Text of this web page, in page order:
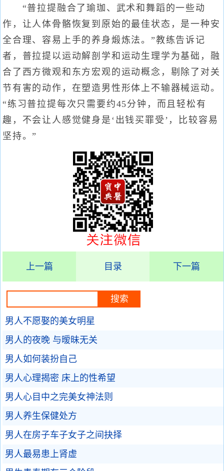
“普拉提融合了瑜珈、武术和舞蹈的一些动
作，让人体骨骼恢复到原始的最佳状态，是一种安
全合理、容易上手的养身煅炼法。”教练告诉记
者，普拉提以运动解剖学和运动生理学为基础，融
合了西方微观和东方宏观的运动概念，剔除了对关
节有害的动作，在塑造男性形体上不输器械运动。
“练习普拉提每次只需要约45分钟，而且轻松有
趣，不会让人感觉健身是‘出钱买罪受’，比较容易
坚持。”
上一篇 目录 下一篇
男人不愿娶的美女明星
男人的夜晚 与暧昧无关
男人如何装扮自己
男人心理揭密 床上的性希望
男人心目中之完美女神法则
男人养生保健处方
男人在房子车子女子之间抉择
男人最易患上肾虚